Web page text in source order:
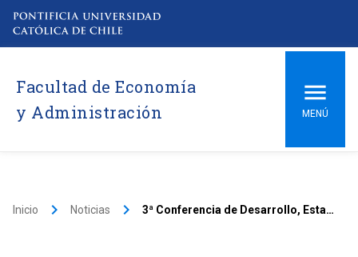
Facultad de Economía
y Administración
MENÚ
Inicio keyboard_arrow_right Noticias keyboard_arrow_right 3ª Conferencia de Desarrollo, Estabilidad y Sustentabilidad de la Banca